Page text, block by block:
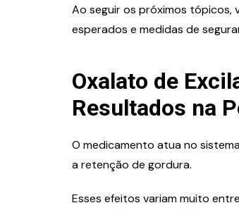
Ao seguir os próximos
esperados e medidas de
Oxalato de
Resultados na
O medicamento atua no
a retenção de gordura.
Esses efeitos variam muito